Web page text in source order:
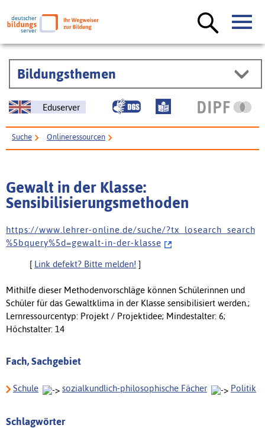
Bildungsthemen
Eduserver
Suche Onlineressourcen
Gewalt in der Klasse:
Sensibilisierungsmethoden
h t t p s : / / w w w . l e h r e r - o n l i n e . d e / s u c h e / ? t x _ l o s e a r c h _ s e a r c h
% 5 b q u e r y % 5 d = g e w a l t - i n - d e r - k l a s s e
[ Link defekt? Bitte melden! ]
Mithilfe dieser Methodenvorschläge können Schülerinnen und
Schüler für das Gewaltklima in der Klasse sensibilisiert werden.;
Lernressourcentyp: Projekt / Projektidee; Mindestalter: 6;
Höchstalter: 14
Fach, Sachgebiet
Schule sozialkundlich-philosophische Fächer Politik
Schlagwörter